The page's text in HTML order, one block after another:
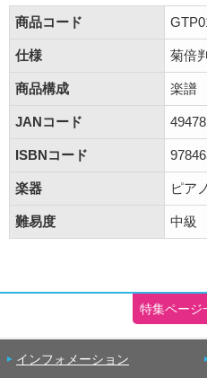
商品コード
仕様 菊倍
商品構成 楽譜
JANコード
ISBNコード
楽器 ピアノ
難易度 中級
特集ページ
インフォメーション